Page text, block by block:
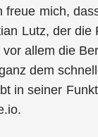
mich,
Lutz, der
allem die
dem
in seiner